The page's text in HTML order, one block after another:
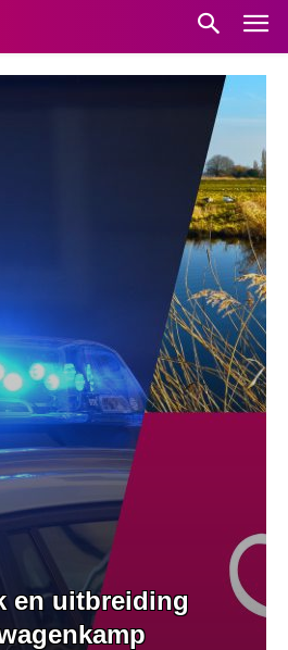
en uitbreiding